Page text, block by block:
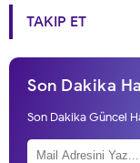
TAKIP ET
Son Dakika
Son Dakika Güncel